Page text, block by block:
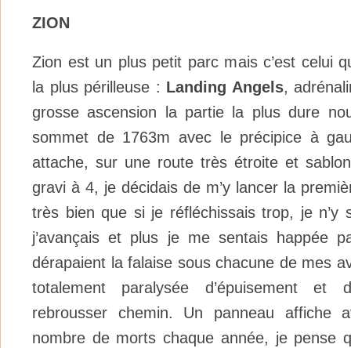
ZION
Zion est un plus petit parc mais c’est celui
la plus périlleuse : Landing Angels,
grosse ascension la partie la plus dure
sommet de 1763m avec le précipice à
attache, sur une route très étroite et
gravi à 4, je décidais de m’y lancer la
très bien que si je réfléchissais trop, je n’y
j’avançais et plus je me sentais happée
dérapaient la falaise sous chacune de mes
totalement paralysée d’épuisement
rebrousser chemin. Un panneau affiche
nombre de morts chaque année, je pense